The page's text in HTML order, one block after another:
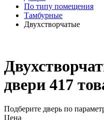
По типу помещения
Тамбурные
Двухстворчатые
двери 417
Подберите дверь по
Цена